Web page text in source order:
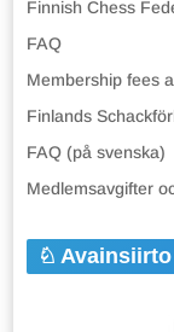
Finnish Chess
FAQ
Membership fees
Finlands
FAQ (på svenska)
Medlemsavgifter
Avainsiirto